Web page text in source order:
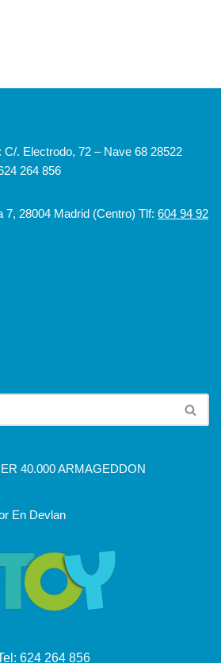
. Electrodo, 72 – Nave 68 28522
264 856
7, 28004 Madrid (Centro) Tlf: 604 94 92
40.000 ARMAGEDDON
En Devlan
624 264 856